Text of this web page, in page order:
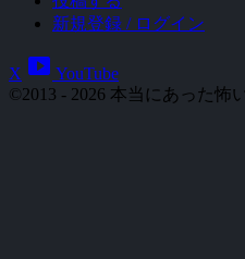
新規登録 / ログイン
X smart_display YouTube
©2013 - 2026 本当にあった怖